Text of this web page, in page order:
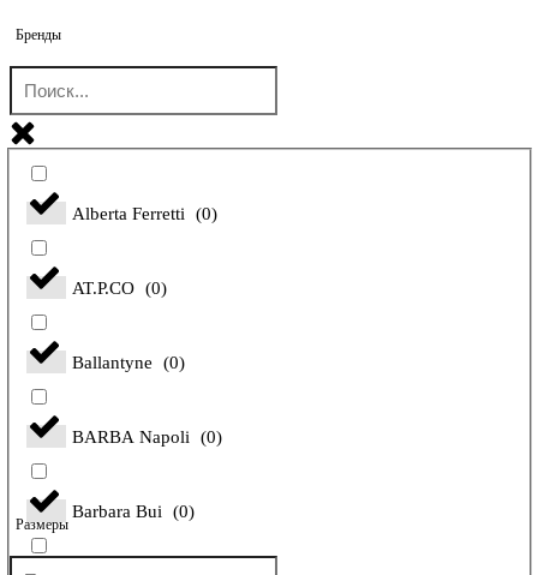
Бренды
Alberta Ferretti (0)
AT.P.CO (0)
Ballantyne (0)
BARBA Napoli (0)
Barbara Bui (0)
Размеры